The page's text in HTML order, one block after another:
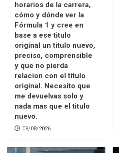
horarios de la carrera,
cómo y dónde ver la
Fórmula 1 y cree en
base a ese titulo
original un titulo nuevo,
preciso, comprensible
y que no pierda
relacion con el titulo
original. Necesito que
me devuelvas solo y
nada mas que el titulo
nuevo.
08/08/2026